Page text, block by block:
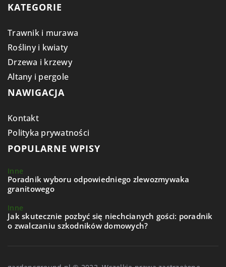
KATEGORIE
Trawnik i murawa
Rośliny i kwiaty
Drzewa i krzewy
Altany i pergole
NAWIGACJA
Kontakt
Polityka prywatności
POPULARNE WPISY
Inne
Poradnik wyboru odpowiedniego zlewozmywaka
granitowego
Inne
Jak skutecznie pozbyć się niechcianych gości: poradnik
o zwalczaniu szkodników domowych?